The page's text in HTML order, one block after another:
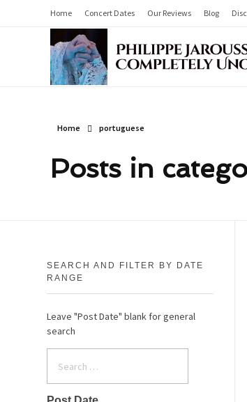
Home Concert Dates Our Reviews Blog
Philippe Jaroussky Completely Unofficial
Home portuguese
Posts in
SEARCH AND FILTER BY DATE
RANGE
Leave "Post Date" blank for general
search